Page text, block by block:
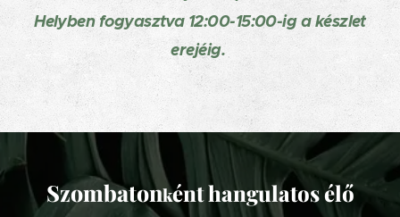
Helyben fogyasztva 12:00-15:00-ig a készlet
erejéig.
Szombatonként hangulatos élő